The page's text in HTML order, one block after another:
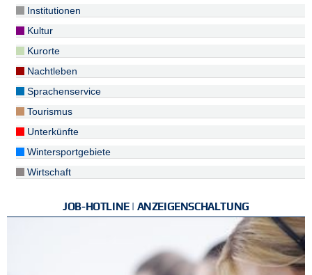
Institutionen
Kultur
Kurorte
Nachtleben
Sprachenservice
Tourismus
Unterkünfte
Wintersportgebiete
Wirtschaft
JOB-HOTLINE | ANZEIGENSCHALTUNG